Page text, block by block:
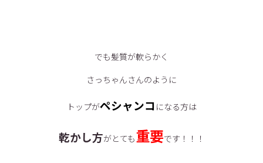
でも髪質が軟らかく
さっちゃんさんのように
トップがペシャンコ になる方は
乾かし方がとても重要です！！！